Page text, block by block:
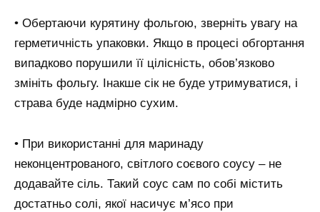
• Обертаючи курятину фольгою, зверніть увагу на
герметичність упаковки. Якщо в процесі обгортання
випадково порушили її цілісність, обов’язково
змініть фольгу. Інакше сік не буде утримуватися, і
страва буде надмірно сухим.
• При використанні для маринаду
неконцентрованого, світлого соєвого соусу – не
додавайте сіль. Такий соус сам по собі містить
достатньо солі, якої насичує м’ясо при